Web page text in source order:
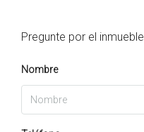
Pregunte por el inmueble
Nombre